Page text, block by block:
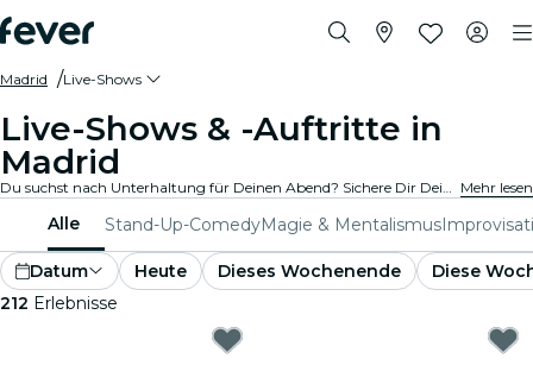
Madrid Live-Shows
Live-Shows & -Auftritte in
Madrid
Du suchst nach Unterhaltung für Deinen Abend? Sichere Dir Deine Tickets für die besten Live-Shows in Madrid: Theater, Stand-Up-Comedy, Musicals, Magieshows und mehr. Mehr lesen
Alle Stand-Up-ComedyMagie & Mentalismus
Datum Heute Dieses Wochenende
Diese
212 Erlebnisse